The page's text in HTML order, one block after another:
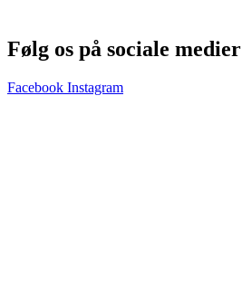
Følg os på sociale medier
Facebook Instagram